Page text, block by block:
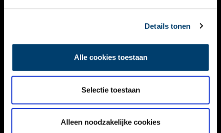
Details tonen
Alle cookies toestaan
Selectie toestaan
Alleen noodzakelijke cookies
DISCLAIMER
TOEGANKELIJKHEID
Volg ONH op social media